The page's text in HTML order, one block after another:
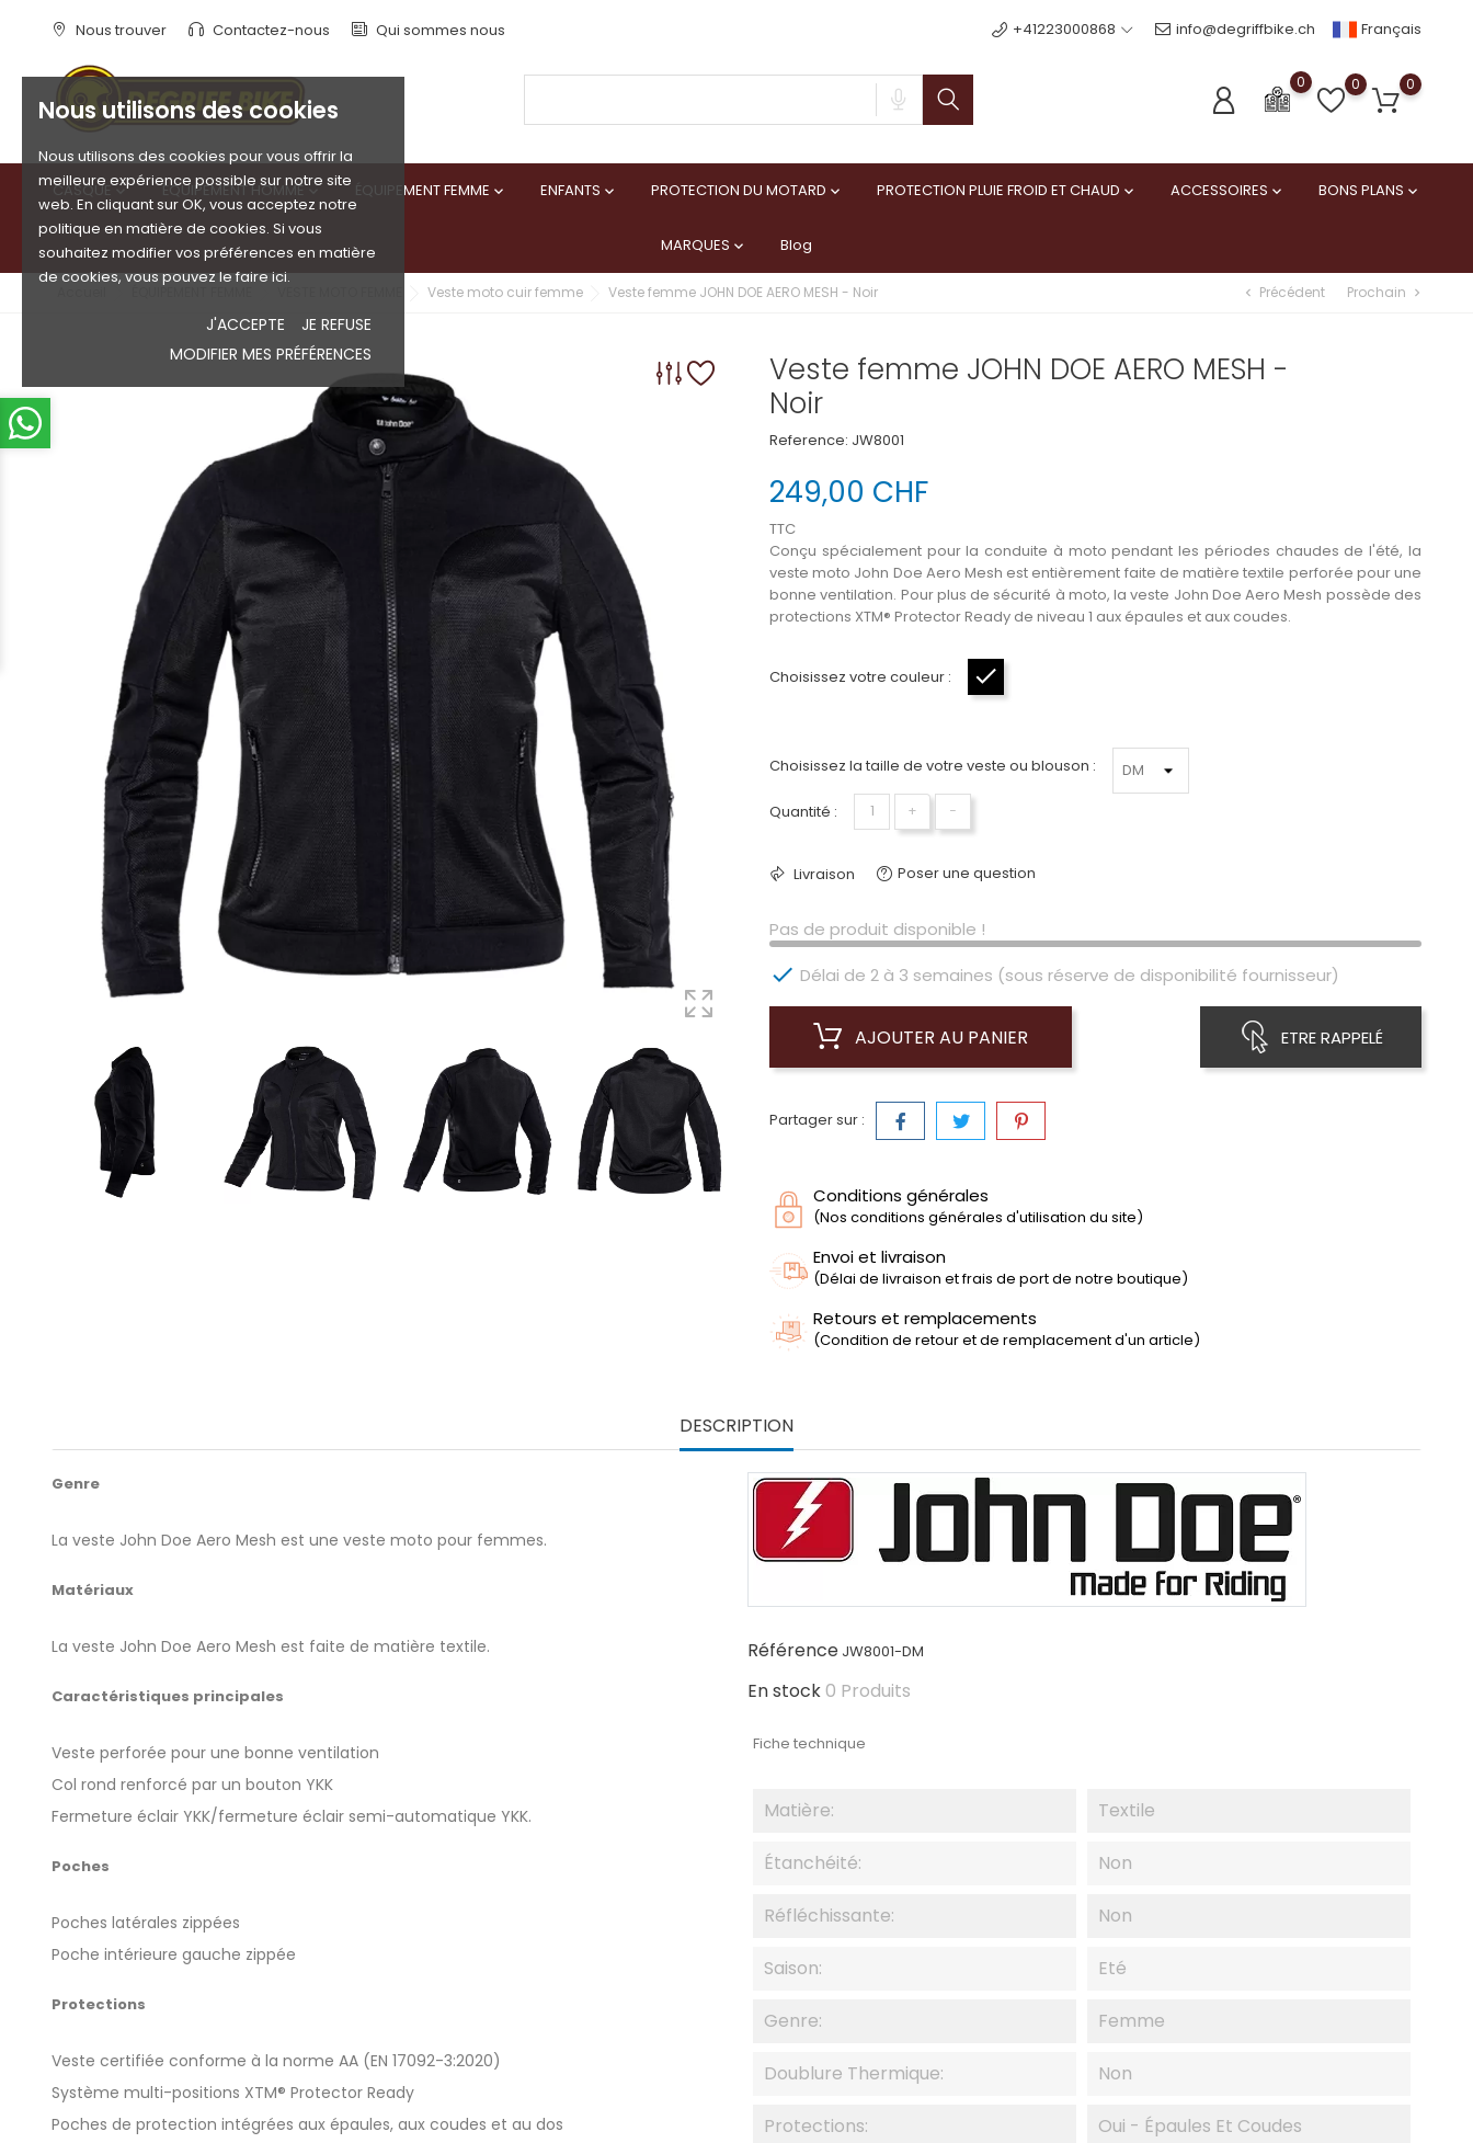
Nous utilisons des cookies
Nous utilisons des cookies pour vous offrir la
meilleure expérience possible sur notre site
web. En cliquant sur OK, vous acceptez notre
politique en matière de cookies. Si vous
souhaitez modifier vos préférences en matière
de cookies, vous pouvez le faire ici.
J'ACCEPTE
JE REFUSE
MODIFIER MES PRÉFÉRENCES
Nous trouver Contactez-nous Qui sommes nous +41223000868 info@degriffbike.ch Français
0 0 0
CASQUE  ÉQUIPEMENT HOMME ÉQUIPEMENT FEMME  ENFANTS  PROTECTION DU MOTARD  PROTECTION PLUIE FROID ET CHAUD  ACCESSOIRES  BONS PLANS 
MARQUES  Blog
Veste moto cuir femme Veste femme JOHN DOE AERO MESH - Noir chevron_left Précédent Prochain chevron_right
Veste femme JOHN DOE AERO MESH -
Noir
Reference: JW8001
249,00 CHF
TTC
Conçu spécialement pour la conduite à moto pendant les périodes chaudes de l'été, la
veste moto John Doe Aero Mesh est entièrement faite de matière textile perforée pour une
bonne ventilation. Pour plus de sécurité à moto, la veste John Doe Aero Mesh possède des
protections XTM® Protector Ready de niveau 1 aux épaules et aux coudes.
Choisissez votre couleur :
Choisissez la taille de votre veste ou blouson :
Quantité : + −
Livraison Poser une question
Pas de produit disponible !
 Délai de 2 à 3 semaines (sous réserve de disponibilité fournisseur)
AJOUTER AU PANIER ETRE RAPPELÉ
Partager sur :
Conditions générales
(Nos conditions générales d'utilisation du site)
Envoi et livraison
(Délai de livraison et frais de port de notre boutique)
Retours et remplacements
(Condition de retour et de remplacement d'un article)
DESCRIPTION
Genre
La veste John Doe Aero Mesh est une veste moto pour femmes.
Matériaux
La veste John Doe Aero Mesh est faite de matière textile.
Caractéristiques principales
Veste perforée pour une bonne ventilation
Col rond renforcé par un bouton YKK
Fermeture éclair YKK/fermeture éclair semi-automatique YKK.
Poches
Poches latérales zippées
Poche intérieure gauche zippée
Protections
Veste certifiée conforme à la norme AA (EN 17092-3:2020)
Système multi-positions XTM® Protector Ready
Poches de protection intégrées aux épaules, aux coudes et au dos
Référence JW8001-DM
En stock0 Produits
Fiche technique
Matière: Textile
Étanchéité: Non
Réfléchissante: Non
Saison: Eté
Genre: Femme
Doublure Thermique: Non
Protections: Oui - Épaules Et Coudes